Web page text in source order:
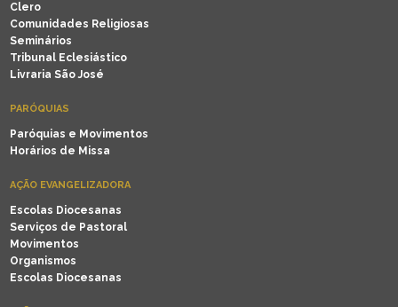
Clero
Comunidades Religiosas
Seminários
Tribunal Eclesiástico
Livraria São José
PARÓQUIAS
Paróquias e Movimentos
Horários de Missa
AÇÃO EVANGELIZADORA
Escolas Diocesanas
Serviços de Pastoral
Movimentos
Organismos
Escolas Diocesanas